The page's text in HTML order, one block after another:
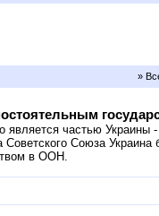
»
является частью Украины -
Союза Украина
в ООН.